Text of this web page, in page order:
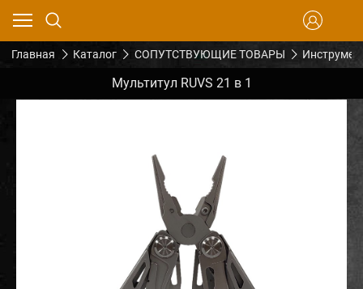
Главная Каталог СОПУТСТВУЮЩИЕ ТОВАРЫ
Мультитул RUVS 21 в 1